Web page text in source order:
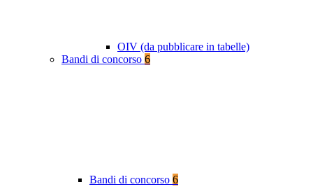
OIV (da pubblicare in tabelle)
Bandi di concorso 6
Bandi di concorso 6